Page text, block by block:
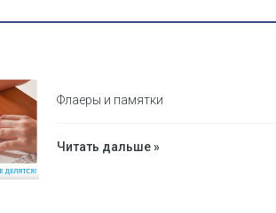
Флаеры и памятки
Читать дальше »